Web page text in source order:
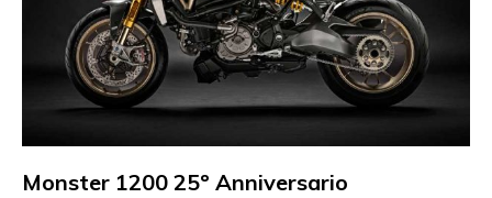
Monster 1200 25º Anniversario